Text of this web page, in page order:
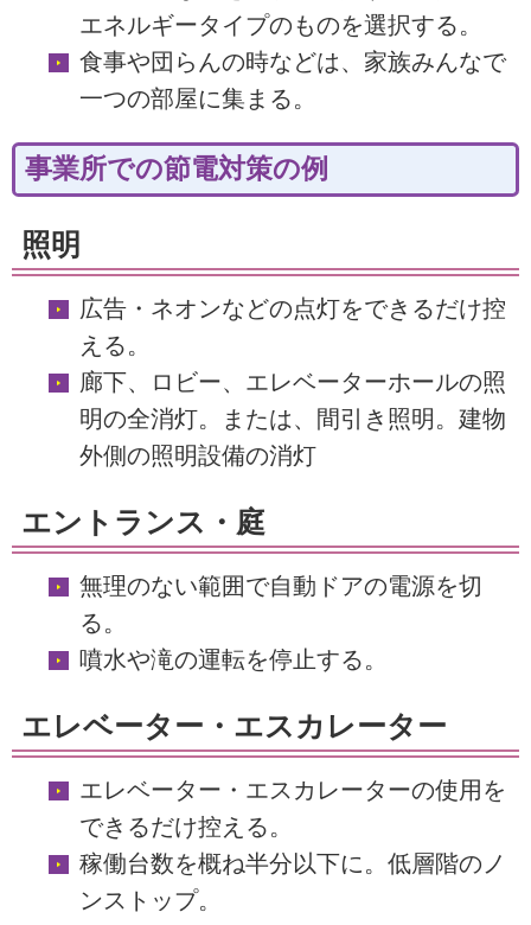
エネルギータイプのものを選択する。
食事や団らんの時などは、家族みんなで
一つの部屋に集まる。
事業所での節電対策の例
照明
広告・ネオンなどの点灯をできるだけ控
える。
廊下、ロビー、エレベーターホールの照
明の全消灯。または、間引き照明。建物
外側の照明設備の消灯
エントランス・庭
無理のない範囲で自動ドアの電源を切
る。
噴水や滝の運転を停止する。
エレベーター・エスカレーター
エレベーター・エスカレーターの使用を
できるだけ控える。
稼働台数を概ね半分以下に。低層階のノ
ンストップ。